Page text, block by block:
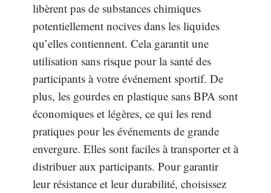
libèrent pas de substances chimiques
potentiellement nocives dans les liquides
qu’elles contiennent. Cela garantit une
utilisation sans risque pour la santé des
participants à votre événement sportif. De
plus, les gourdes en plastique sans BPA sont
économiques et légères, ce qui les rend
pratiques pour les événements de grande
envergure. Elles sont faciles à transporter et à
distribuer aux participants. Pour garantir
leur résistance et leur durabilité, choisissez